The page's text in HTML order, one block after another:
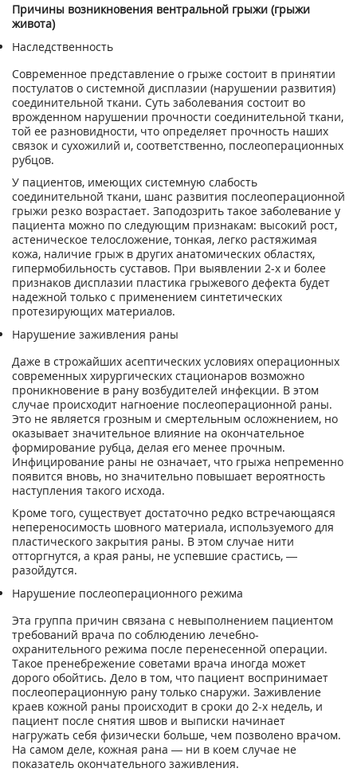
Причины возникновения вентральной грыжи (грыжи
живота)
Наследственность
Современное представление о грыже состоит в принятии
постулатов о системной дисплазии (нарушении развития)
соединительной ткани. Суть заболевания состоит во
врожденном нарушении прочности соединительной ткани,
той ее разновидности, что определяет прочность наших
связок и сухожилий и, соответственно, послеоперационных
рубцов.
У пациентов, имеющих системную слабость
соединительной ткани, шанс развития послеоперационной
грыжи резко возрастает. Заподозрить такое заболевание у
пациента можно по следующим признакам: высокий рост,
астеническое телосложение, тонкая, легко растяжимая
кожа, наличие грыж в других анатомических областях,
гипермобильность суставов. При выявлении 2-х и более
признаков дисплазии пластика грыжевого дефекта будет
надежной только с применением синтетических
протезирующих материалов.
Нарушение заживления раны
Даже в строжайших асептических условиях операционных
современных хирургических стационаров возможно
проникновение в рану возбудителей инфекции. В этом
случае происходит нагноение послеоперационной раны.
Это не является грозным и смертельным осложнением, но
оказывает значительное влияние на окончательное
формирование рубца, делая его менее прочным.
Инфицирование раны не означает, что грыжа непременно
появится вновь, но значительно повышает вероятность
наступления такого исхода.
Кроме того, существует достаточно редко встречающаяся
непереносимость шовного материала, используемого для
пластического закрытия раны. В этом случае нити
отторгнутся, а края раны, не успевшие срастись, —
разойдутся.
Нарушение послеоперационного режима
Эта группа причин связана с невыполнением пациентом
требований врача по соблюдению лечебно-
охранительного режима после перенесенной операции.
Такое пренебрежение советами врача иногда может
дорого обойтись. Дело в том, что пациент воспринимает
послеоперационную рану только снаружи. Заживление
краев кожной раны происходит в сроки до 2-х недель, и
пациент после снятия швов и выписки начинает
нагружать себя физически больше, чем позволено врачом.
На самом деле, кожная рана — ни в коем случае не
показатель окончательного заживления.